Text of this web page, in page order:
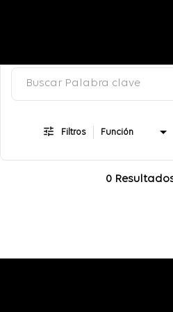
Job Search Page
Filtros Función
0